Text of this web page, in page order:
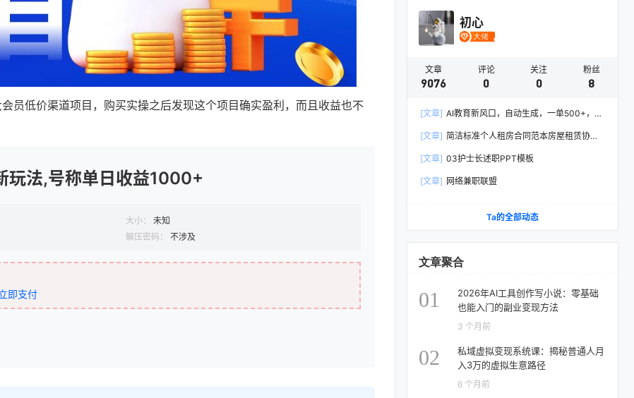
员低价渠道项目，购买实操之后发现这个项目确实盈利，而且收益也不
玩法,号称单日收益1000+
大小：
未知
解压密码： 不涉及
即支付
初心
文章
9076
评论
0
关注
0
粉丝
8
[文章] AI教育新风口，自动生成，一单500+，月
[文章] 简洁标准个人租房合同范本房屋租赁协议
[文章] 03护士长述职PPT模板
[文章] 网络兼职联盟
Ta的全部动态
文章聚合
01
2026年AI工具创作写小说：零基础
也能入门的副业变现方法
3 个月前
02
私域虚拟变现系统课：揭秘普通人月
入3万的虚拟生意路径
6 个月前